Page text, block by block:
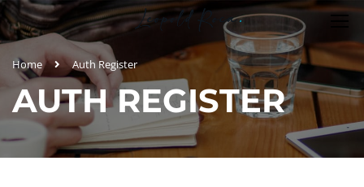
Home Auth Register
AUTH REGISTER